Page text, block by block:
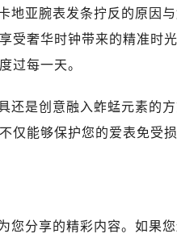
地亚腕表发条拧反的原因
受奢华时钟带来的精准时
过每一天。
还是创意融入蚱蜢元素的
仅能够保护您的爱表免受
您分享的精彩内容。如果